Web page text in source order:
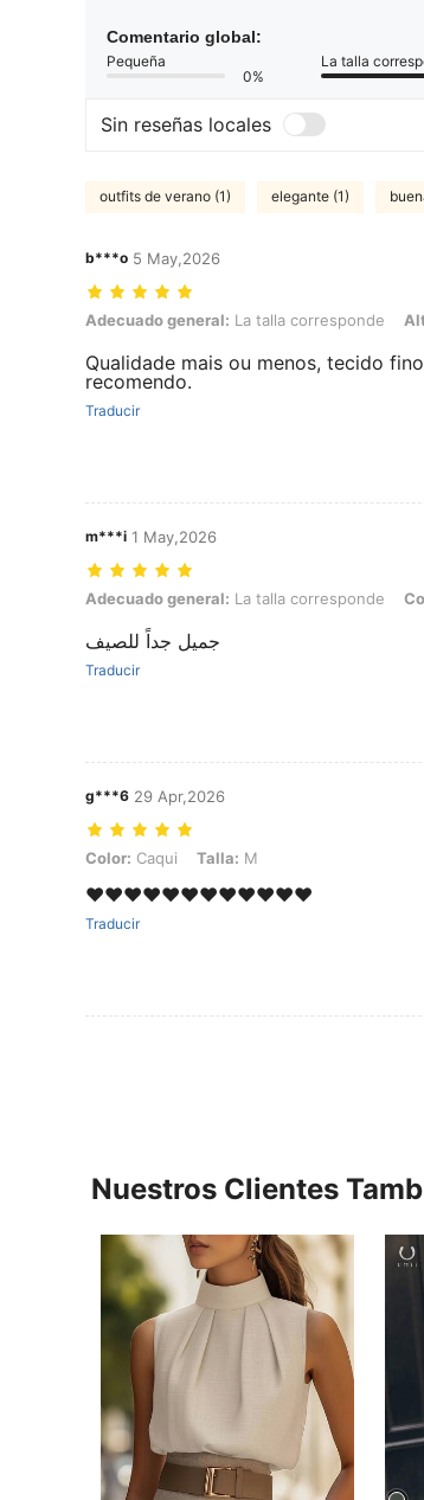
Comentario global:
Pequeña
0%
La talla
Sin reseñas locales
outfits de verano (1) elegante (1)
b***o 5 May,2026
Adecuado general: La talla corresponde, Altura:
Adecuado general: La talla corresponde
Qualidade mais ou menos, tecido
recomendo.
Traducir
m***i 1 May,2026
Adecuado general: La talla corresponde, Color:
Adecuado general: La talla corresponde
جميل جداً للصيف
Traducir
g***6 29 Apr,2026
Color: Caqui, Talla: M
Color: Caqui Talla: M
❤️❤️❤️❤️❤️❤️❤️❤️❤️❤️❤️❤️
Traducir
Nuestros Clientes